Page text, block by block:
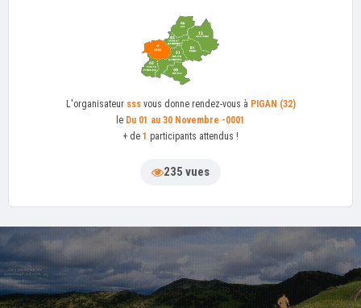
L'organisateur sssvous donne rendez-vous à PIGAN (32)
le Du 01 au 30 Novembre -0001
+ de 1 participants attendus !
235 vues